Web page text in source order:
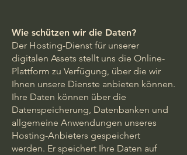
Wie schützen wir die Daten?
Der Hosting-Dienst für unserer
digitalen Assets stellt uns die Online-
Plattform zu Verfügung, über die wir
Ihnen unsere Dienste anbieten können.
Ihre Daten können über die
Datenspeicherung, Datenbanken und
allgemeine Anwendungen unseres
Hosting-Anbieters gespeichert
werden. Er speichert Ihre Daten auf